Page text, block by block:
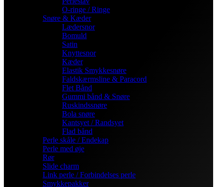
O-ringe / Ringe
Snøre & Kæder
Lædersnor
Bomuld
Satin
Knyttesnor
Kæder
Elastik Smykkesnøre
Faldskærmsline & Paracord
Flet Bånd
Gummi bånd & Snøre
Ruskindssnøre
Bola snøre
Kantsyet / Randsyet
Flad bånd
Perle skåle / Endekap
Perle med øje
Rør
Slide charm
Link perle / Forbindelses perle
Smykkepakker